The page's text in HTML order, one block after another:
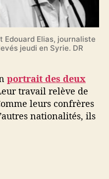
Edouard Elias, journaliste
jeudi en Syrie. DR
portrait des deux
travail relève de
leurs confrères
nationalités, ils